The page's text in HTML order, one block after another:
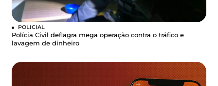
POLICIAL
Polícia Civil deflagra mega operação contra o tráfico e
lavagem de dinheiro